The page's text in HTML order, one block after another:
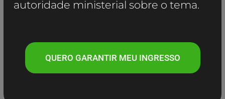
autoridade ministerial sobre o tema.
QUERO GARANTIR MEU INGRESSO